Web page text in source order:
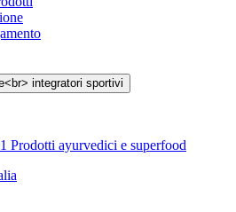
Prodotti ayurvedici e superfood